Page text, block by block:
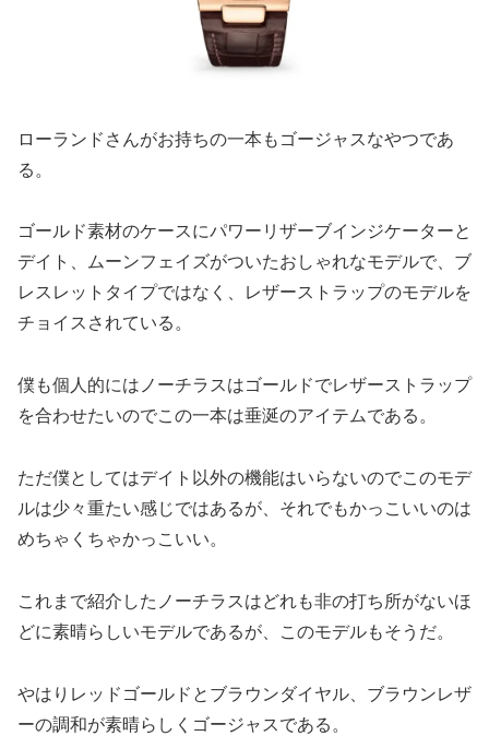
ローランドさんがお持ちの一本もゴージャスなやつであ
る。
ゴールド素材のケースにパワーリザーブインジケーターと
デイト、ムーンフェイズがついたおしゃれなモデルで、ブ
レスレットタイプではなく、レザーストラップのモデルを
チョイスされている。
僕も個人的にはノーチラスはゴールドでレザーストラップ
を合わせたいのでこの一本は垂涎のアイテムである。
ただ僕としてはデイト以外の機能はいらないのでこのモデ
ルは少々重たい感じではあるが、それでもかっこいいのは
めちゃくちゃかっこいい。
これまで紹介したノーチラスはどれも非の打ち所がないほ
どに素晴らしいモデルであるが、このモデルもそうだ。
やはりレッドゴールドとブラウンダイヤル、ブラウンレザ
ーの調和が素晴らしくゴージャスである。